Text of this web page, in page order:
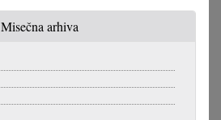
Misečna arhiva